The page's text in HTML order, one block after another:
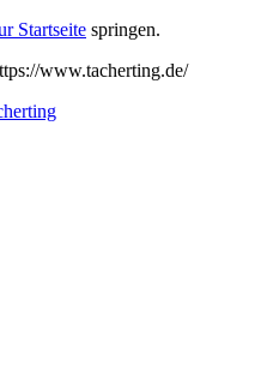
Startseite springen.
www.tacherting.de/